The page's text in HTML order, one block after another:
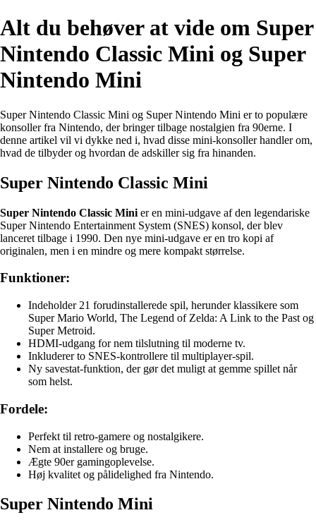
Alt du behøver at vide om Super
Nintendo Classic Mini og Super
Nintendo Mini
Super Nintendo Classic Mini og Super Nintendo Mini er to populære
konsoller fra Nintendo, der bringer tilbage nostalgien fra 90erne. I
denne artikel vil vi dykke ned i, hvad disse mini-konsoller handler om,
hvad de tilbyder og hvordan de adskiller sig fra hinanden.
Super Nintendo Classic Mini
Super Nintendo Classic Mini er en mini-udgave af den legendariske
Super Nintendo Entertainment System (SNES) konsol, der blev
lanceret tilbage i 1990. Den nye mini-udgave er en tro kopi af
originalen, men i en mindre og mere kompakt størrelse.
Funktioner:
Indeholder 21 forudinstallerede spil, herunder klassikere som
Super Mario World, The Legend of Zelda: A Link to the Past og
Super Metroid.
HDMI-udgang for nem tilslutning til moderne tv.
Inkluderer to SNES-kontrollere til multiplayer-spil.
Ny savestat-funktion, der gør det muligt at gemme spillet når
som helst.
Fordele:
Perfekt til retro-gamere og nostalgikere.
Nem at installere og bruge.
Ægte 90er gamingoplevelse.
Høj kvalitet og pålidelighed fra Nintendo.
Super Nintendo Mini